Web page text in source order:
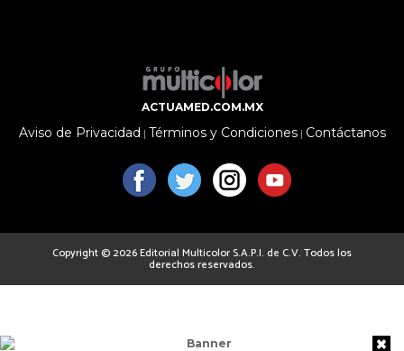
ACTUAMED.COM.MX
Aviso de Privacidad | Términos y Condiciones | Contáctanos
Copyright © 2026 Editorial Multicolor S.A.P.I. de C.V. Todos los
derechos reservados.